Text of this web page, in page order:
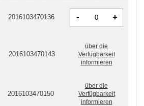
2016103470136 - +
2016103470143
über die
Verfügbarkeit
informieren
2016103470150
über die
Verfügbarkeit
informieren